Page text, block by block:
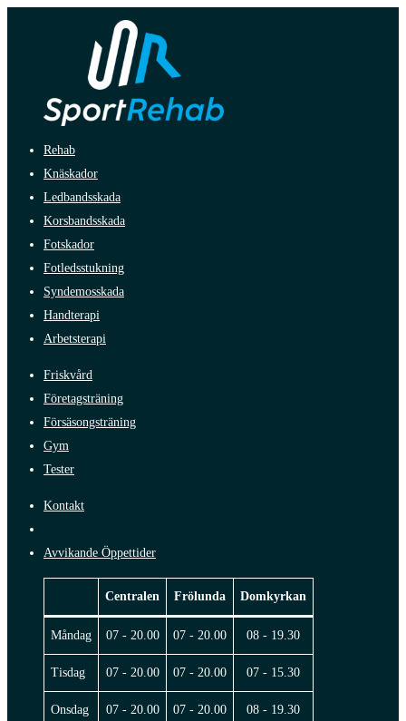
Rehab
Knäskador
Ledbandsskada
Korsbandsskada
Fotskador
Fotledsstukning
Syndemosskada
Handterapi
Arbetsterapi
Friskvård
Företagsträning
Försäsongsträning
Gym
Tester
Kontakt
Avvikande Öppettider
Centralen Frölunda Domkyrkan
Måndag 07 - 20.00 07 - 20.00 08 - 19.30
Tisdag 07 - 20.00 07 - 20.00 07 - 15.30
Onsdag 07 - 20.00 07 - 20.00 08 - 19.30